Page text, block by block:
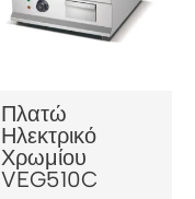
Πλατώ
Ηλεκτρικό
Χρωμίου
VEG510C